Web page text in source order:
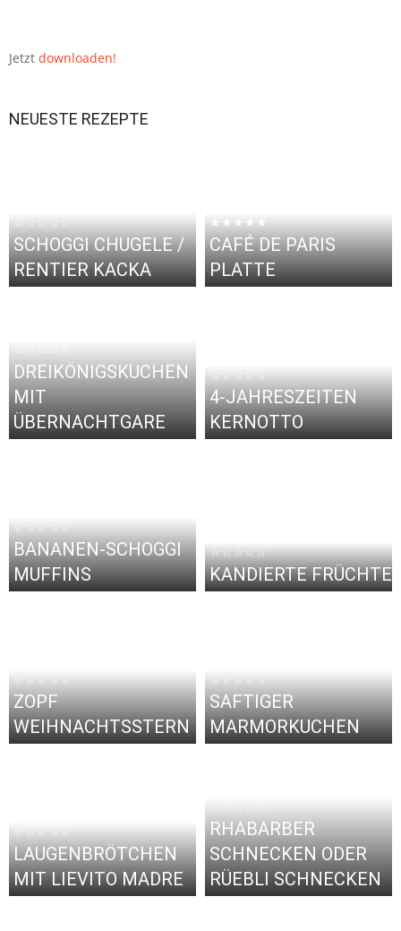
Jetzt downloaden!
NEUESTE REZEPTE
☆☆☆☆☆
SCHOGGI CHUGELE /
RENTIER KACKA
★★★★★
CAFÉ DE PARIS
PLATTE
DREIKÖNIGSKUCHEN
MIT
ÜBERNACHTGARE
☆☆☆☆☆
4-JAHRESZEITEN
KERNOTTO
☆☆☆☆☆
BANANEN-SCHOGGI
MUFFINS
☆☆☆☆☆
KANDIERTE FRÜCHTE
☆☆☆☆☆
ZOPF
WEIHNACHTSSTERN
☆☆☆☆☆
SAFTIGER
MARMORKUCHEN
☆☆☆☆☆
LAUGENBRÖTCHEN
MIT LIEVITO MADRE
RHABARBER
SCHNECKEN ODER
RÜEBLI SCHNECKEN